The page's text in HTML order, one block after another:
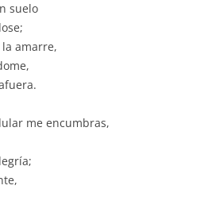
suelo
amarre,
me encumbras,